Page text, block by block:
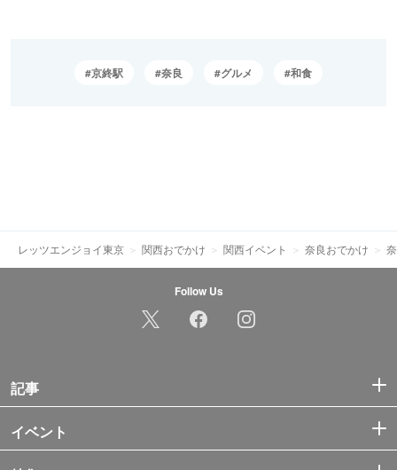
京終駅 奈良 グルメ 和食
レッツエンジョイ東京 関西おでかけ 関西イベント 奈良おでかけ
Follow Us
記事
イベント